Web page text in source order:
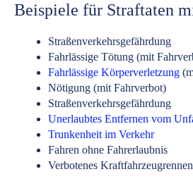
Beispiele für Straftaten
Straßenverkehrsgefährdung
Fahrlässige Tötung (mit
Fahrlässige Körperverletzung
Nötigung (mit Fahrverbot)
Straßenverkehrsgefährdung
Unerlaubtes Entfernen vom
Trunkenheit im Verkehr
Fahren ohne Fahrerlaubnis
Verbotenes Kraftfahrzeugrennen